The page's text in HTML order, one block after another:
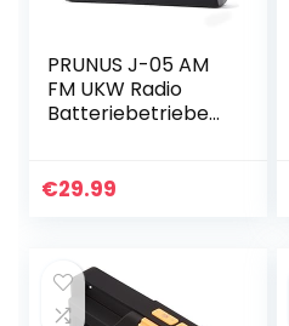
PRUNUS J-05 AM
FM UKW Radio
Batteriebetrieben,
Empfang &
€29.99